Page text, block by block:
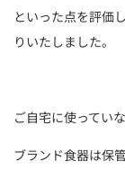
といった点を評価
りいたしました。
ご自宅に使ってい
ブランド食器は保